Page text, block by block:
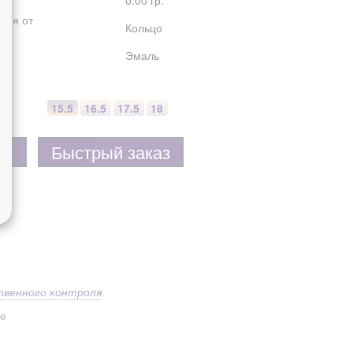
от
Кольцо
Эмаль
15.5 16.5 17.5 18
Быстрый заказ
контроля